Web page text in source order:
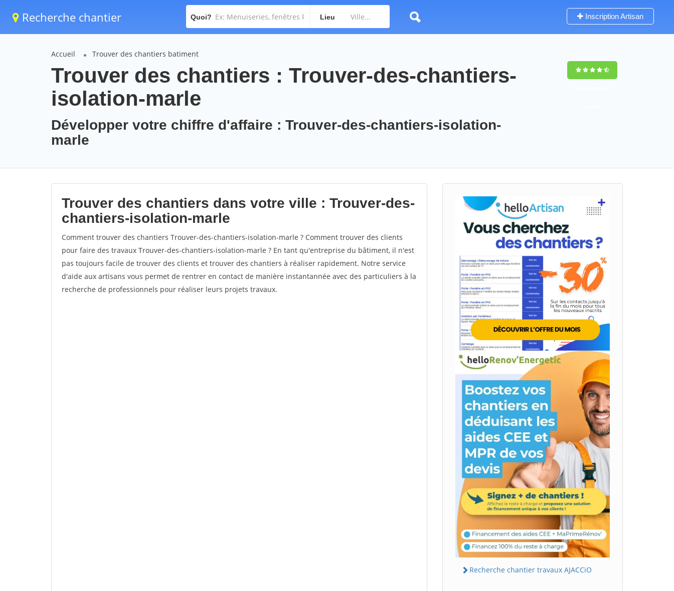
Recherche chantier Quoi? Lieu Inscription Artisan
Accueil Trouver des chantiers batiment
Trouver des chantiers : Trouver-des-chantiers-
isolation-marle
Développer votre chiffre d'affaire : Trouver-des-chantiers-isolation-
marle
Trouver des chantiers dans votre ville : Trouver-des-
chantiers-isolation-marle
Comment trouver des chantiers Trouver-des-chantiers-isolation-marle ? Comment trouver des clients
pour faire des travaux Trouver-des-chantiers-isolation-marle ? En tant qu'entreprise du bâtiment, il n'est
pas toujours facile de trouver des clients et trouver des chantiers à réaliser rapidement. Notre service
d'aide aux artisans vous permet de rentrer en contact de manière instantannée avec des particuliers à la
recherche de professionnels pour réaliser leurs projets travaux.
Recherche chantier travaux AJACCiO